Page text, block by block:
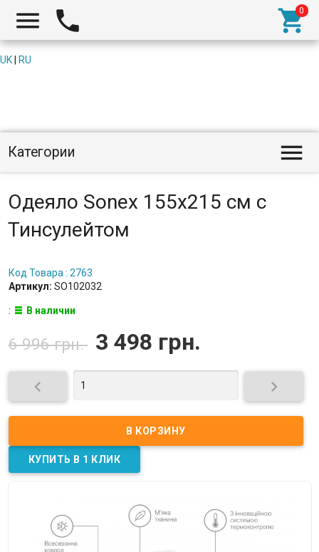
  
UK RU
Категории 
Одеяло Sonex 155x215 см с
Тинсулейтом
Код Товара : 2763
Артикул: SO102032
: В наличии
6 996 грн. 3 498 грн.
 